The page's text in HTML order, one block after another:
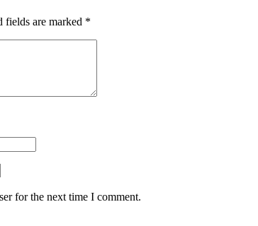
fields are marked *
for the next time I comment.